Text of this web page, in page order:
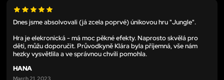
Dnes jsme absolvovali (já zcela poprvé) únikovou hru "Jungle".
Hra je elekronická - má moc pěkné efekty. Naprosto skvělá pro
děti, můžu doporučit. Průvodkyně Klára byla příjemná, vše nám
hezky vysvětlila a ve správnou chvíli pomohla.
HANA
March 21, 2023